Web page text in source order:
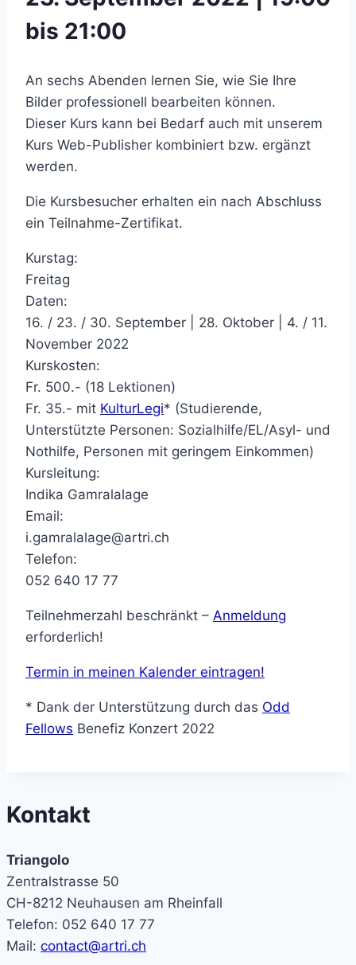
bis 21:00
An sechs Abenden lernen Sie, wie Sie Ihre
Bilder professionell bearbeiten können.
Dieser Kurs kann bei Bedarf auch mit unserem
Kurs Web-Publisher kombiniert bzw. ergänzt
werden.
Die Kursbesucher erhalten ein nach Abschluss
ein Teilnahme-Zertifikat.
Kurstag:
Freitag
Daten:
16. / 23. / 30. September | 28. Oktober | 4. / 11.
November 2022
Kurskosten:
Fr. 500.- (18 Lektionen)
Fr. 35.- mit KulturLegi* (Studierende,
Unterstützte Personen: Sozialhilfe/EL/Asyl- und
Nothilfe, Personen mit geringem Einkommen)
Kursleitung:
Indika Gamralalage
Email:
i.gamralalage@artri.ch
Telefon:
052 640 17 77
Teilnehmerzahl beschränkt – Anmeldung
erforderlich!
Termin in meinen Kalender eintragen!
* Dank der Unterstützung durch das Odd
Fellows Benefiz Konzert 2022
Kontakt
Triangolo
Zentralstrasse 50
CH-8212 Neuhausen am Rheinfall
Telefon: 052 640 17 77
Mail: contact@artri.ch